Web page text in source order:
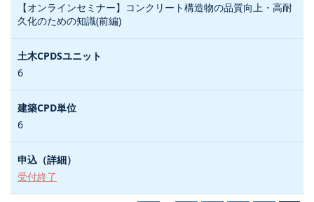
【オンラインセミナー】コンクリート構造物の品質向上・高耐
久化のための知識(前編)
6
6
受付終了